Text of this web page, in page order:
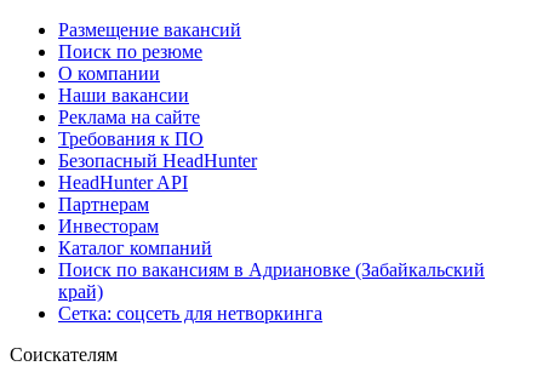
Размещение вакансий
Поиск по резюме
О компании
Наши вакансии
Реклама на сайте
Требования к ПО
Безопасный HeadHunter
HeadHunter API
Партнерам
Инвесторам
Каталог компаний
Поиск по вакансиям в Адриановке (Забайкальский
край)
Сетка: соцсеть для нетворкинга
Соискателям